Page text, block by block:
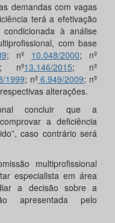
demandas com vagas
terá a efetivação
à análise
com base
; nº 10.048/2000; nº
; nº13.146/2015; nº
1999; nº6.949/2009; nº
alterações.
concluir que a
a deficiência
caso contrário será
multiprofissional
especialista em área
a decisão sobre a
apresentada pelo